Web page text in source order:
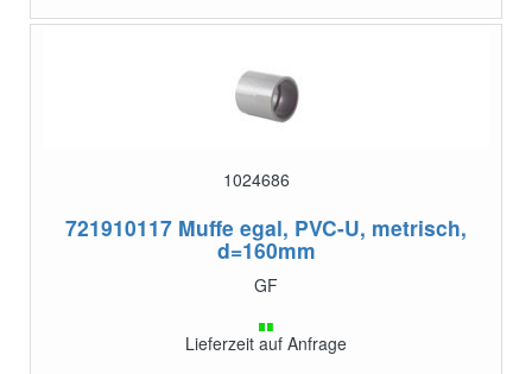
1024686
721910117 Muffe egal, PVC-U, metrisch,
d=160mm
GF
Lieferzeit auf Anfrage